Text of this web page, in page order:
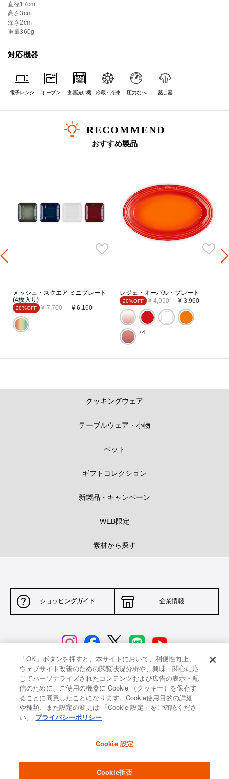
＊こちらの製品はギフトラッピング・熨斗・紙袋をお付けできません。
＊アウトレット品相当（多少のムラや黒点、気泡がある、化粧箱にダメージがある等）のものが含まれます。ご了承の上、ご購入ください。
＊セール品の返品・交換はいたしかねます。
直径17cm
高さ3cm
深さ2cm
重量360g
対応機器
電子レンジ オーブン 食器洗い機 冷蔵・冷凍 圧力なべ 蒸し器
RECOMMEND
おすすめ製品
メッシュ・スクエア ミニプレート
(4枚入り)
20%OFF Price reduced from
¥ 7,700to ¥ 6,160
レジェ・オーバル・プレート
20%OFF Price reduced from
¥ 4,950to ¥ 3,960
+4
クッキングウェア
テーブルウェア・小物
ペット
ギフトコレクション
新製品・キャンペーン
WEB限定
素材から探す
ショッピングガイド 企業情報
サイトポリシー 特定商取引法に基づく表示
並行輸入品について 個人情報保護方針
返品について
よくあるご質問 お問い合わせ
「OK」ボタンを押すと、本サイトにおいて、利便性向上、
ウェブサイト改善のための閲覧状況分析や、興味・関心に応
じてパーソナライズされたコンテンツおよび広告の表示・配
信のために、ご使用の機器に Cookie （クッキー）を保存す
ることに同意したことになります。Cookie使用目的の詳細
や種類、また設定の変更は 「Cookie 設定」をご確認くださ
い。
プライバシーポリシー
Cookie 設定
Cookie拒否